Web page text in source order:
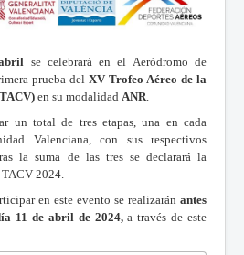
se celebrará en el Aeródromo de
prueba del XVTrofeo Aéreo de la
en su modalidad ANR
un total de tres etapas, una en cada
Valenciana, con sus respectivos
la suma de las tres se declarará la
2024.
en este evento se realizarán antes
11 de abril de 2024,a través de este